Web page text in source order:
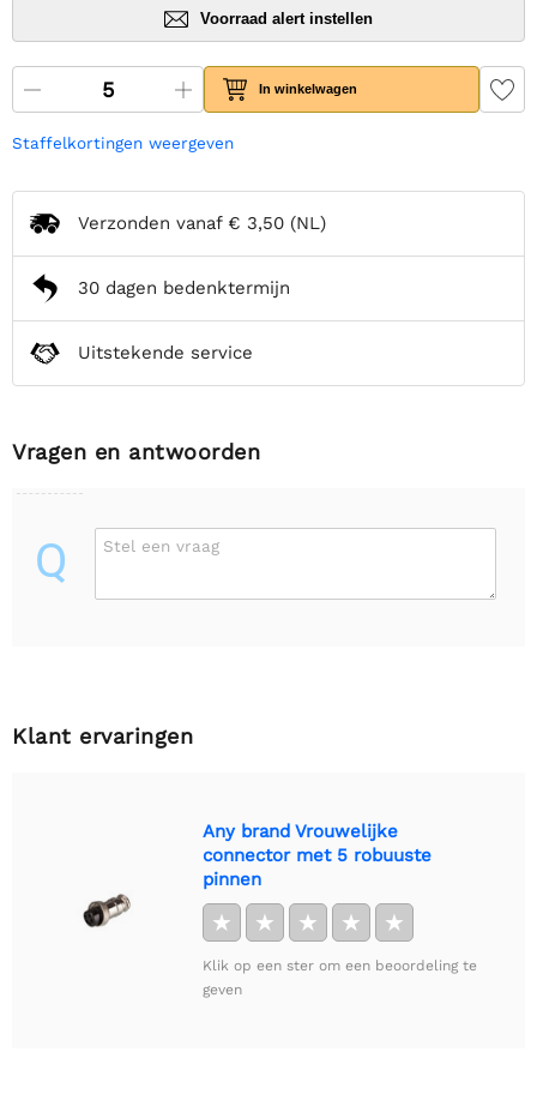
Voorraad alert instellen
In winkelwagen
Staffelkortingen weergeven
Verzonden vanaf € 3,50 (NL)
30 dagen bedenktermijn
Uitstekende service
Vragen en antwoorden
Q Stel een vraag
Klant ervaringen
Any brand Vrouwelijke
connector met 5 robuuste
pinnen
★ ★ ★ ★ ★
Klik op een ster om een beoordeling te
geven